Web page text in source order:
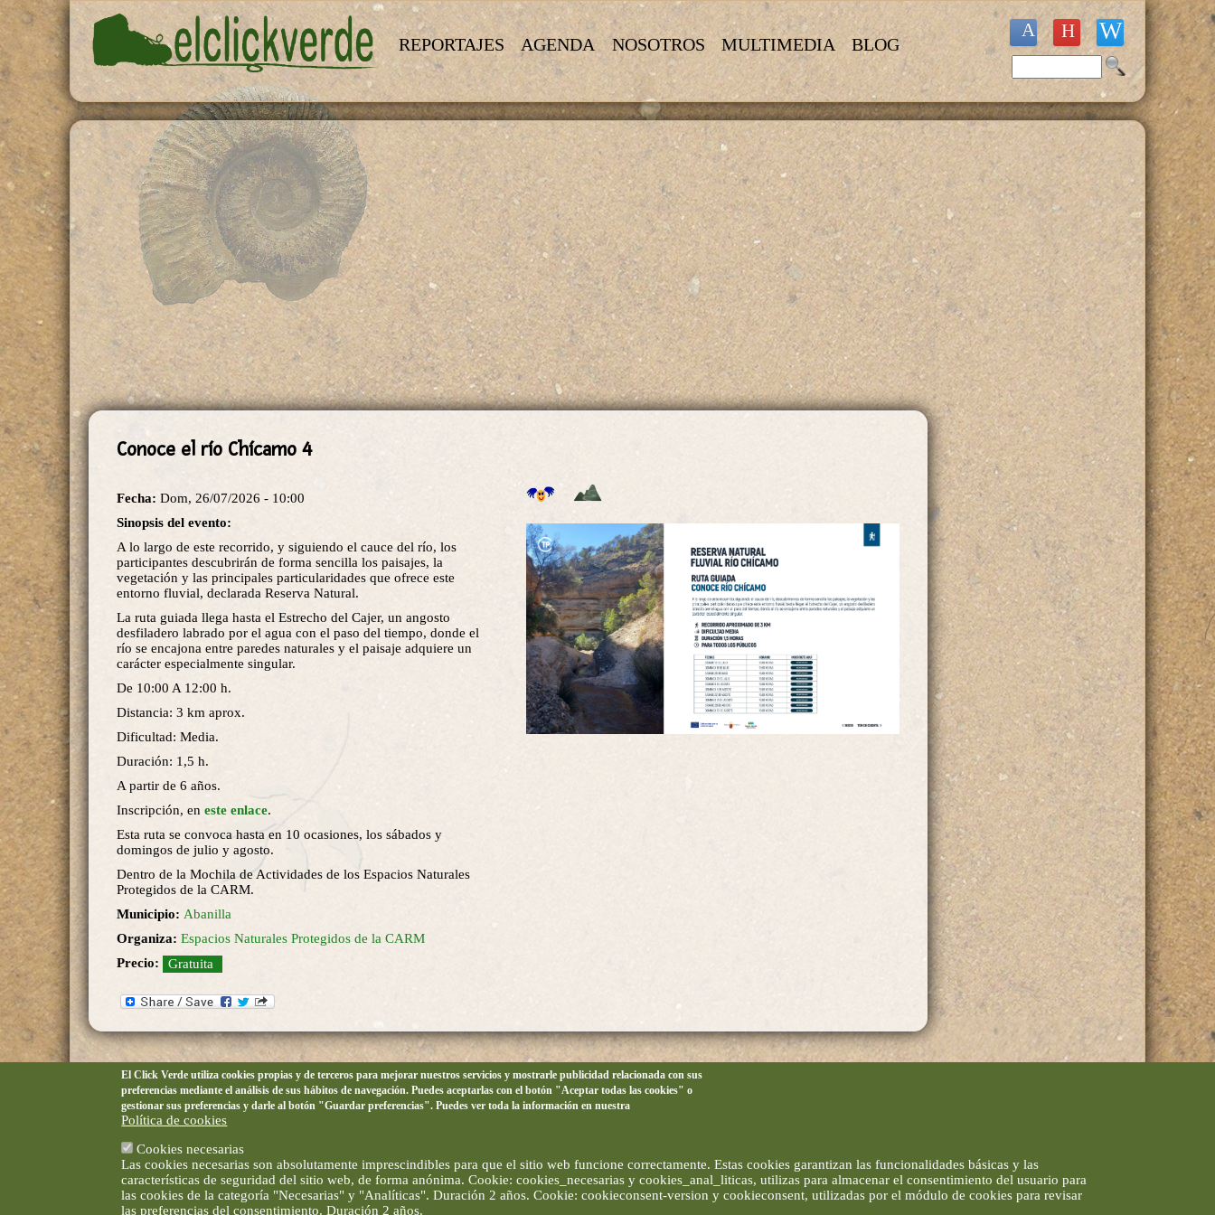
Pasar al contenido principal
REPORTAJES AGENDA NOSOTROS MULTIMEDIA BLOG
Formulario de búsqueda
Conoce el río Chícamo 4
Fecha: Dom, 26/07/2026 - 10:00
Sinopsis del evento:
A lo largo de este recorrido, y siguiendo el cauce del río, los
participantes descubrirán de forma sencilla los paisajes, la
vegetación y las principales particularidades que ofrece este
entorno fluvial, declarada Reserva Natural.
La ruta guiada llega hasta el Estrecho del Cajer, un angosto
desfiladero labrado por el agua con el paso del tiempo, donde el
río se encajona entre paredes naturales y el paisaje adquiere un
carácter especialmente singular.
De 10:00 A 12:00 h.
Distancia: 3 km aprox.
Dificultad: Media.
Duración: 1,5 h.
A partir de 6 años.
Inscripción, en este enlace.
Esta ruta se convoca hasta en 10 ocasiones, los sábados y
domingos de julio y agosto.
Dentro de la Mochila de Actividades de los Espacios Naturales
Protegidos de la CARM.
Municipio: Abanilla
Organiza: Espacios Naturales Protegidos de la CARM
Precio:
Gratuita
El Click Verde utiliza cookies propias y de terceros para mejorar nuestros servicios y mostrarle publicidad relacionada con sus
preferencias mediante el análisis de sus hábitos de navegación. Puedes aceptarlas con el botón "Aceptar todas las cookies" o
gestionar sus preferencias y darle al botón "Guardar preferencias". Puedes ver toda la información en nuestra
Política de cookies
Cookies necesarias
Las cookies necesarias son absolutamente imprescindibles para que el sitio web funcione correctamente. Estas cookies garantizan las funcionalidades básicas y las
características de seguridad del sitio web, de forma anónima. Cookie: cookies_necesarias y cookies_anal_liticas, utilizas para almacenar el consentimiento del usuario para
las cookies de la categoría "Necesarias" y "Analíticas". Duración 2 años. Cookie: cookieconsent-version y cookieconsent, utilizadas por el módulo de cookies para revisar
las preferencias del consentimiento. Duración 2 años.